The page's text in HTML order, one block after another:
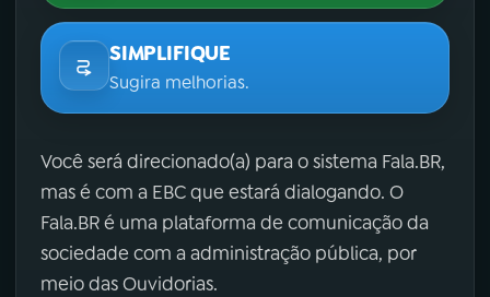
SIMPLIFIQUE
Sugira melhorias.
Você será direcionado(a) para o sistema Fala.BR,
mas é com a EBC que estará dialogando. O
Fala.BR é uma plataforma de comunicação da
sociedade com a administração pública, por
meio das Ouvidorias.